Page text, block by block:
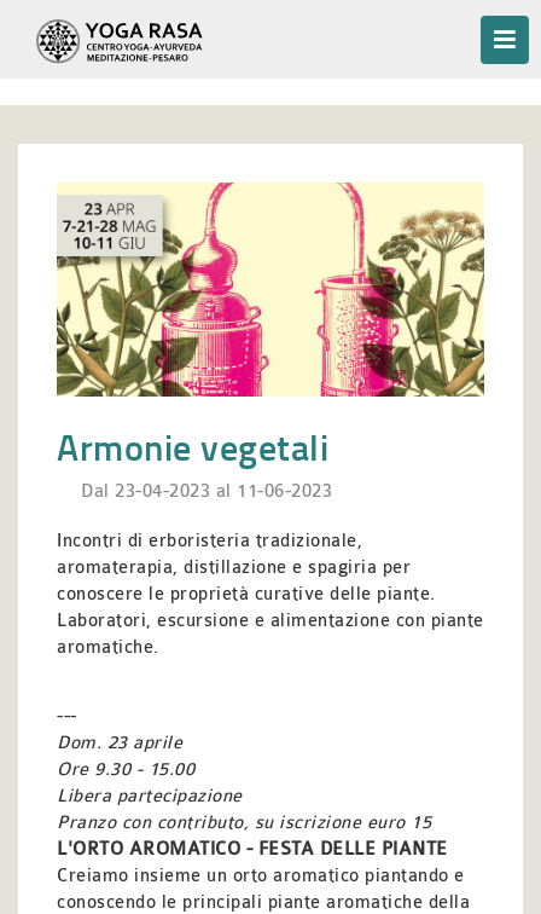
Armonie vegetali
Dal 23-04-2023 al 11-06-2023
Incontri di erboristeria tradizionale,
aromaterapia, distillazione e spagiria per
conoscere le proprietà curative delle piante.
Laboratori, escursione e alimentazione con piante
aromatiche.
---
Dom. 23 aprile
Ore 9.30 - 15.00
Libera partecipazione
Pranzo con contributo, su iscrizione euro 15
L'ORTO AROMATICO - FESTA DELLE PIANTE
Creiamo insieme un orto aromatico piantando e
conoscendo le principali piante aromatiche della